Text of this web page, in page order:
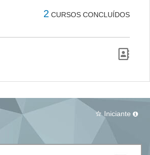
2 CURSOS CONCLUÍDOS
star_border Iniciante